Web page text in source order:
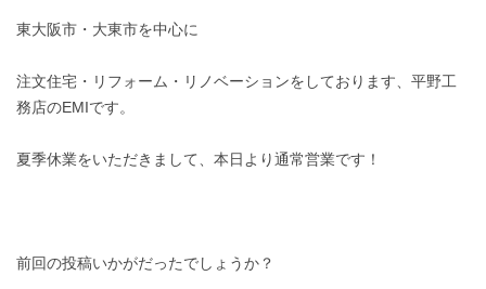
東大阪市・大東市を中心に
注文住宅・リフォーム・リノベーションをしております、平野工
務店のEMIです。
夏季休業をいただきまして、本日より通常営業です！
前回の投稿いかがだったでしょうか？